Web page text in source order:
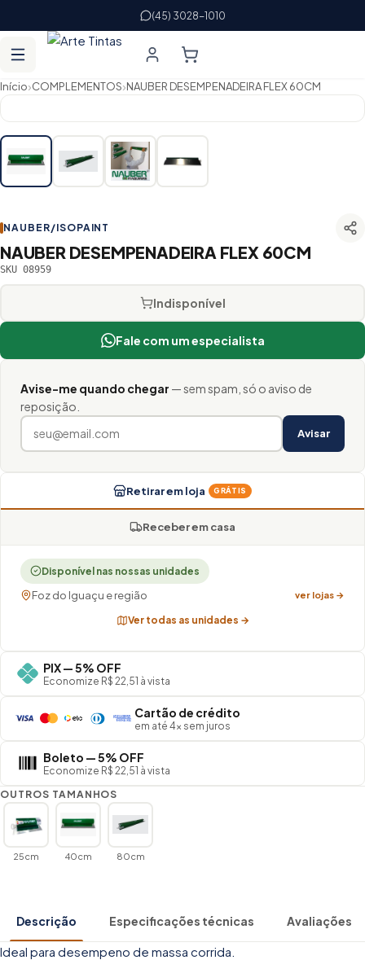
(45) 3028-1010
Início›COMPLEMENTOS›NAUBER DESEMPENADEIRA FLEX 60CM
NAUBER/ISOPAINT
NAUBER DESEMPENADEIRA FLEX 60CM
SKU 08959
Indisponível
Fale com um especialista
Avise-me quando chegar — sem spam, só o aviso de
reposição.
Avisar
Retirar em loja GRÁTIS
Receber em casa
Disponível nas nossas unidades
Foz do Iguaçu e região ver lojas →
Ver todas as unidades →
PIX — 5% OFF
Economize R$ 22,51 à vista
Cartão de crédito
em até 4× sem juros
Boleto — 5% OFF
Economize R$ 22,51 à vista
OUTROS TAMANHOS
25cm 40cm 80cm
Descrição Especificações técnicas Avaliações
Ideal para desempeno de massa corrida.